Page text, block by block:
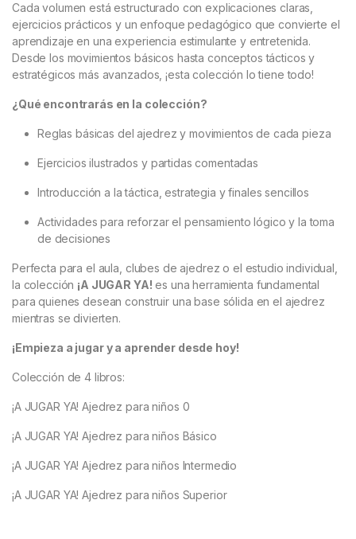
Cada volumen está estructurado con explicaciones claras,
ejercicios prácticos y un enfoque pedagógico que convierte el
aprendizaje en una experiencia estimulante y entretenida.
Desde los movimientos básicos hasta conceptos tácticos y
estratégicos más avanzados, ¡esta colección lo tiene todo!
¿Qué encontrarás en la colección?
Reglas básicas del ajedrez y movimientos de cada pieza
Ejercicios ilustrados y partidas comentadas
Introducción a la táctica, estrategia y finales sencillos
Actividades para reforzar el pensamiento lógico y la toma
de decisiones
Perfecta para el aula, clubes de ajedrez o el estudio individual,
la colección ¡A JUGAR YA! es una herramienta fundamental
para quienes desean construir una base sólida en el ajedrez
mientras se divierten.
¡Empieza a jugar y a aprender desde hoy!
Colección de 4 libros:
¡A JUGAR YA! Ajedrez para niños 0
¡A JUGAR YA! Ajedrez para niños Básico
¡A JUGAR YA! Ajedrez para niños Intermedio
¡A JUGAR YA! Ajedrez para niños Superior